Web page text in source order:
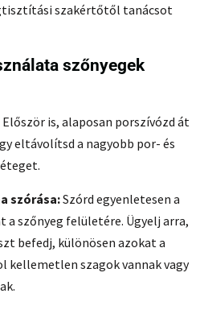
szakértőtől tanácsot
szőnyegek
Először is, alaposan porszívózd át
eltávolítsd a nagyobb por- és
szórása:Szórd egyenletesen a
a szőnyeg felületére. Ügyelj arra,
befedj, különösen azokat a
kellemetlen szagok vannak vagy